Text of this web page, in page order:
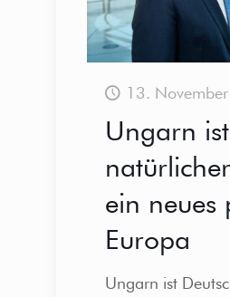
13.
Ungarn
ein neues
Europa
Ungarn ist